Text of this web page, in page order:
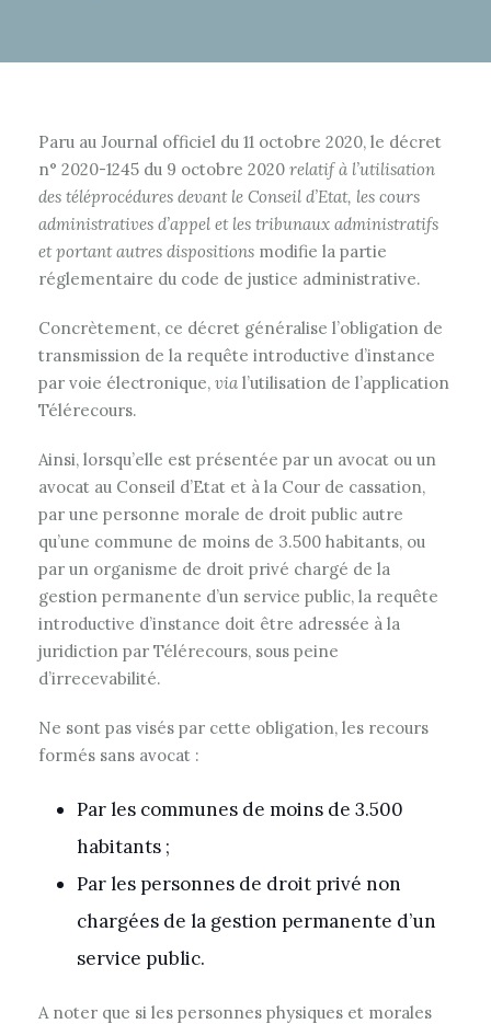
Paru au Journal officiel du 11 octobre 2020, le décret
n° 2020-1245 du 9 octobre 2020 relatif à l’utilisation
des téléprocédures devant le Conseil d’Etat, les cours
administratives d’appel et les tribunaux administratifs
et portant autres dispositions modifie la partie
réglementaire du code de justice administrative.
Concrètement, ce décret généralise l’obligation de
transmission de la requête introductive d’instance
par voie électronique, via l’utilisation de l’application
Télérecours.
Ainsi, lorsqu’elle est présentée par un avocat ou un
avocat au Conseil d’Etat et à la Cour de cassation,
par une personne morale de droit public autre
qu’une commune de moins de 3.500 habitants, ou
par un organisme de droit privé chargé de la
gestion permanente d’un service public, la requête
introductive d’instance doit être adressée à la
juridiction par Télérecours, sous peine
d’irrecevabilité.
Ne sont pas visés par cette obligation, les recours
formés sans avocat :
Par les communes de moins de 3.500
habitants ;
Par les personnes de droit privé non
chargées de la gestion permanente d’un
service public.
A noter que si les personnes physiques et morales